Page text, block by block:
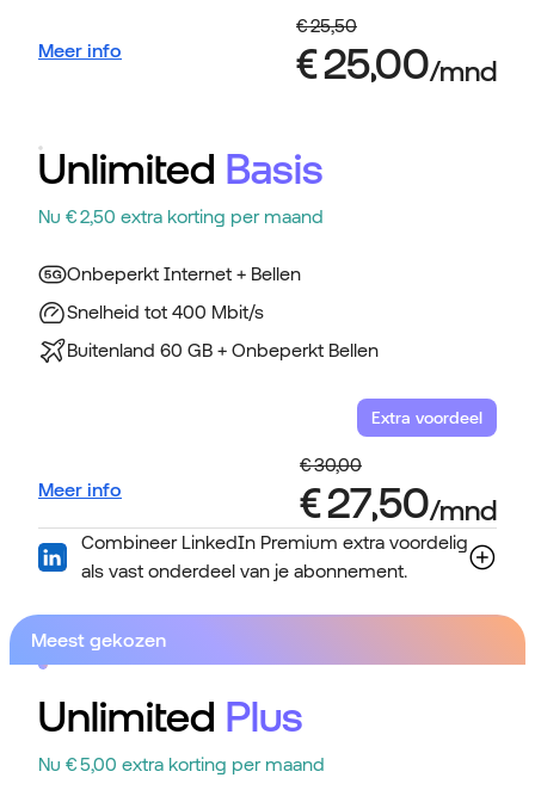
Meer info
Unlimited Basis
Nu € 2,50 extra korting per maand
Onbeperkt Internet + Bellen
Snelheid tot 400 Mbit/s
Buitenland 60 GB + Onbeperkt Bellen
Extra voordeel
Meer info
Combineer LinkedIn Premium extra voordelig
als vast onderdeel van je abonnement.
Meest gekozen
Unlimited Plus
Nu € 5,00 extra korting per maand